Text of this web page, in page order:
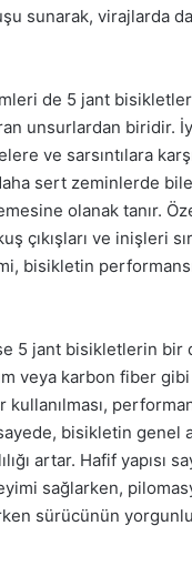
sunarak, virajlarda
de 5 jant
unsurlardan biridir.
ve sarsıntılara
sert zeminlerde
olanak tanır.
çıkışları ve inişleri
bisikletin
5 jant bisikletlerin bir
veya karbon fiber
kullanılması,
bisikletin genel
artar. Hafif yapısı
sağlarken,
sürücünün